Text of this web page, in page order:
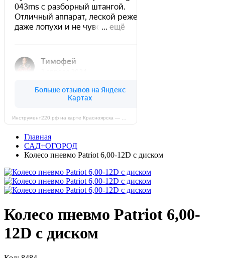
Главная
САД+ОГОРОД
Колесо пневмо Patriot 6,00-12D с диском
Колесо пневмо Patriot 6,00-
12D с диском